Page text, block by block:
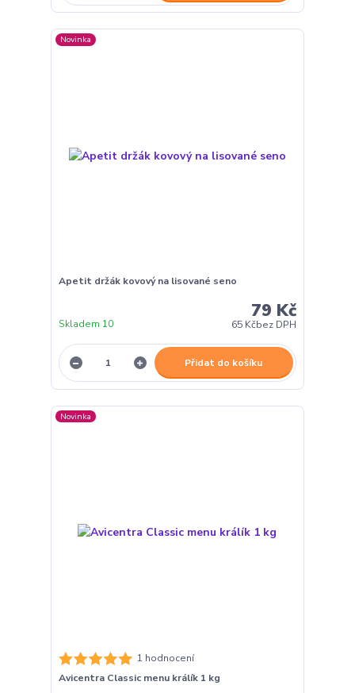
Novinka
Apetit držák kovový na lisované seno
79 Kč
65 Kčbez DPH
Skladem 10
Přidat do košíku
Novinka
1 hodnocení
Avicentra Classic menu králík 1 kg